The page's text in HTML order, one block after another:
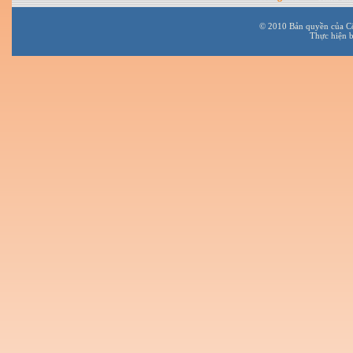
© 2010 Bản quyền của
Thực hiện